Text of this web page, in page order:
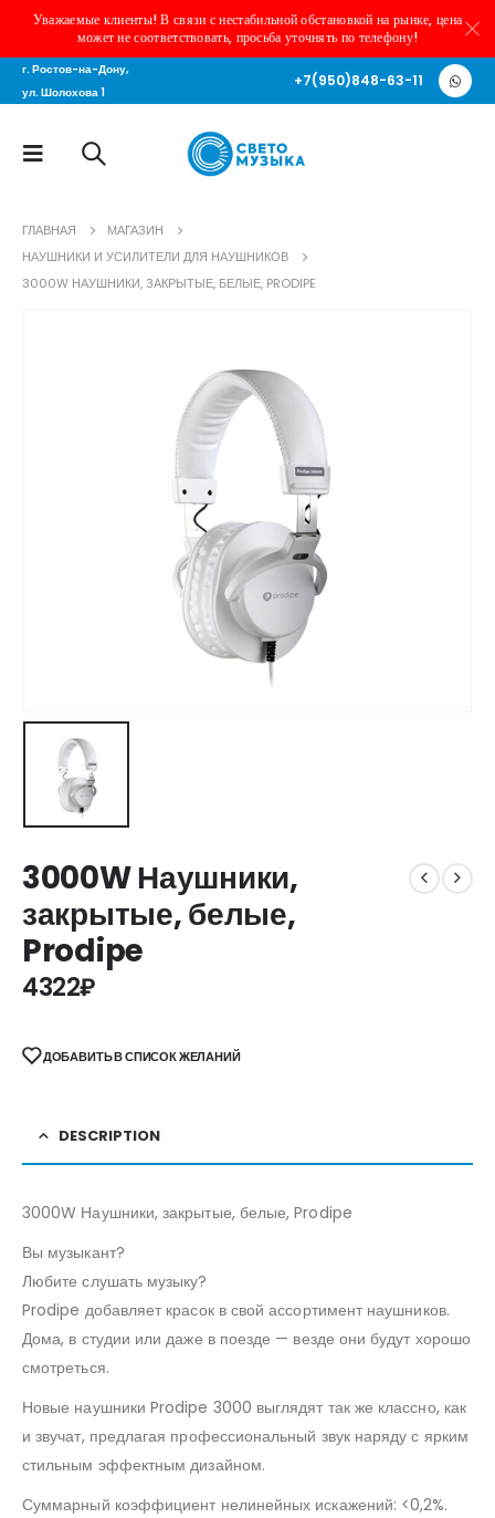
Уважаемые клиенты! В связи с нестабильной обстановкой на рынке, цена
может не соответствовать, просьба уточнять по телефону!
г. Ростов-на-Дону,
ул. Шолохова 1
+7(950)848-63-11
ГЛАВНАЯ
МАГАЗИН
НАУШНИКИ И УСИЛИТЕЛИ ДЛЯ НАУШНИКОВ
3000W НАУШНИКИ, ЗАКРЫТЫЕ, БЕЛЫЕ, PRODIPE
3000W Наушники,
закрытые, белые,
Prodipe
4322₽
ДОБАВИТЬ В СПИСОК ЖЕЛАНИЙ
DESCRIPTION
3000W Наушники, закрытые, белые, Prodipe
Вы музыкант?
Любите слушать музыку?
Prodipe добавляет красок в свой ассортимент наушников.
Дома, в студии или даже в поезде — везде они будут хорошо
смотреться.
Новые наушники Prodipe 3000 выглядят так же классно, как
и звучат, предлагая профессиональный звук наряду с ярким
стильным эффектным дизайном.
Суммарный коэффициент нелинейных искажений: <0,2%.